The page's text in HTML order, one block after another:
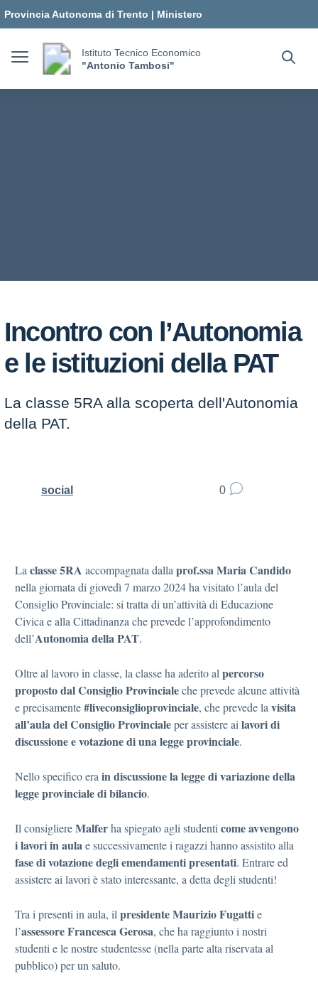
Provincia Autonoma di Trento | Ministero
dell'Istruzione e del Merito
Istituto Tecnico Economico
"Antonio Tambosi"
Incontro con l’Autonomia
e le istituzioni della PAT
La classe 5RA alla scoperta dell'Autonomia
della PAT.
social 0
La classe 5RA accompagnata dalla prof.ssa Maria Candido
nella giornata di giovedì 7 marzo 2024 ha visitato l’aula del
Consiglio Provinciale: si tratta di un’attività di Educazione
Civica e alla Cittadinanza che prevede l’approfondimento
dell’Autonomia della PAT.
Oltre al lavoro in classe, la classe ha aderito al percorso
proposto dal Consiglio Provincialeche prevede alcune attività
e precisamente#liveconsiglioprovinciale, che prevede la visita
all’aula del Consiglio Provincialeper assistere ai lavori di
discussione e votazione di una legge provinciale.
Nello specifico era in discussione la legge di variazione della
legge provinciale di bilancio.
Il consigliereMalferha spiegato agli studenti come avvengono
i lavori in aulae successivamente i ragazzi hanno assistito alla
fase di votazione degli emendamenti presentati. Entrare ed
assistere ai lavori è stato interessante, a detta degli studenti!
Tra i presenti in aula, il presidente Maurizio Fugattie
l’assessore Francesca Gerosa, che ha raggiunto i nostri
studenti e le nostre studentesse (nella parte alta riservata al
pubblico) per un saluto.